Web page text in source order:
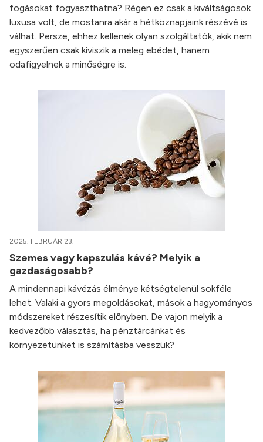
fogásokat fogyaszthatna? Régen ez csak a kiváltságosok
luxusa volt, de mostanra akár a hétköznapjaink részévé is
válhat. Persze, ehhez kellenek olyan szolgáltatók, akik nem
egyszerűen csak kiviszik a meleg ebédet, hanem
odafigyelnek a minőségre is.
2025. FEBRUÁR 23.
Szemes vagy kapszulás kávé? Melyik a
gazdaságosabb?
A mindennapi kávézás élménye kétségtelenül sokféle
lehet. Valaki a gyors megoldásokat, mások a hagyományos
módszereket részesítik előnyben. De vajon melyik a
kedvezőbb választás, ha pénztárcánkat és
környezetünket is számításba vesszük?